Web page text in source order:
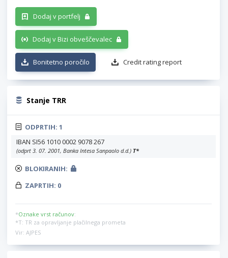
Dodaj v portfelj
Dodaj v Bizi obveščevalec
Bonitetno poročilo Credit rating report
Stanje TRR
ODPRTIH: 1
IBAN SI56 1010 0002 9078 267
(odprt 3. 07. 2001, Banka Intesa Sanpaolo d.d.) T*
BLOKIRANIH:
ZAPRTIH: 0
*Oznake vrst računov:
*T: TR za opravljanje plačilnega prometa
Vir: AJPES